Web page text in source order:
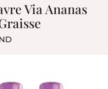
Via Ananas
Prix